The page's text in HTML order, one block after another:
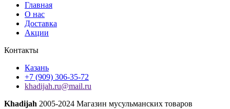
10
мл.
Главная
О нас
Доставка
Акции
Контакты
Казань
+7 (909) 306-35-72
khadijah.ru@mail.ru
Khadijah 2005-2024 Магазин мусульманских товаров